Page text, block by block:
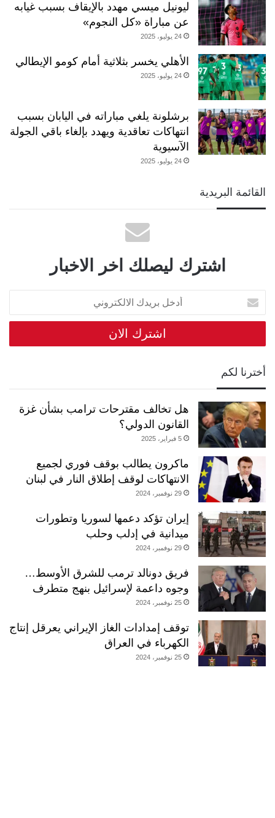
ليونيل ميسي مهدد بالإيقاف بسبب غيابه
عن مباراة «كل النجوم»
24 يوليو، 2025
الأهلي يخسر بثلاثية أمام كومو الإيطالي
24 يوليو، 2025
برشلونة يلغي مباراته في اليابان بسبب
انتهاكات تعاقدية ويهدد بإلغاء باقي الجولة
الآسيوية
24 يوليو، 2025
القائمة البريدية
اشترك ليصلك اخر الاخبار
أدخل
بريدك
الالكتروني
أخترنا لكم
هل تخالف مقترحات ترامب بشأن غزة
القانون الدولي؟
5 فبراير، 2025
ماكرون يطالب بوقف فوري لجميع
الانتهاكات لوقف إطلاق النار في لبنان
29 نوفمبر، 2024
إيران تؤكد دعمها لسوريا وتطورات
ميدانية في إدلب وحلب
29 نوفمبر، 2024
فريق دونالد ترمب للشرق الأوسط…
وجوه داعمة لإسرائيل بنهج متطرف
25 نوفمبر، 2024
توقف إمدادات الغاز الإيراني يعرقل إنتاج
الكهرباء في العراق
25 نوفمبر، 2024